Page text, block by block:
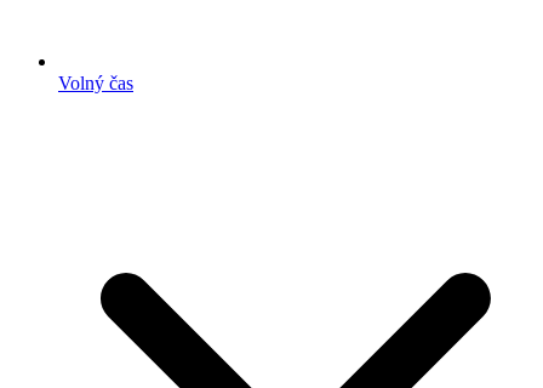
Volný čas